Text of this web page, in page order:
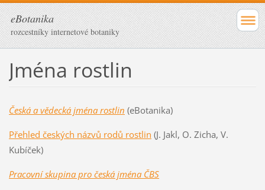
eBotanika
rozcestníky internetové botaniky
Jména rostlin
Česká a vědecká jména rostlin (eBotanika)
Přehled českých názvů rodů rostlin (J. Jakl, O. Zicha, V.
Kubíček)
Pracovní skupina pro česká jména ČBS